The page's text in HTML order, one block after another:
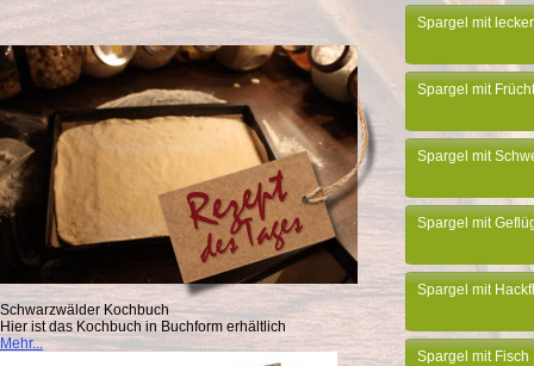
Spargel mit
Spargel mit
Spargel mit
Spargel mit
Spargel mit
Spargel mit Fisch
Schwarzwälder Kochbuch
Hier ist das Kochbuch in Buchform erhältlich
Mehr...